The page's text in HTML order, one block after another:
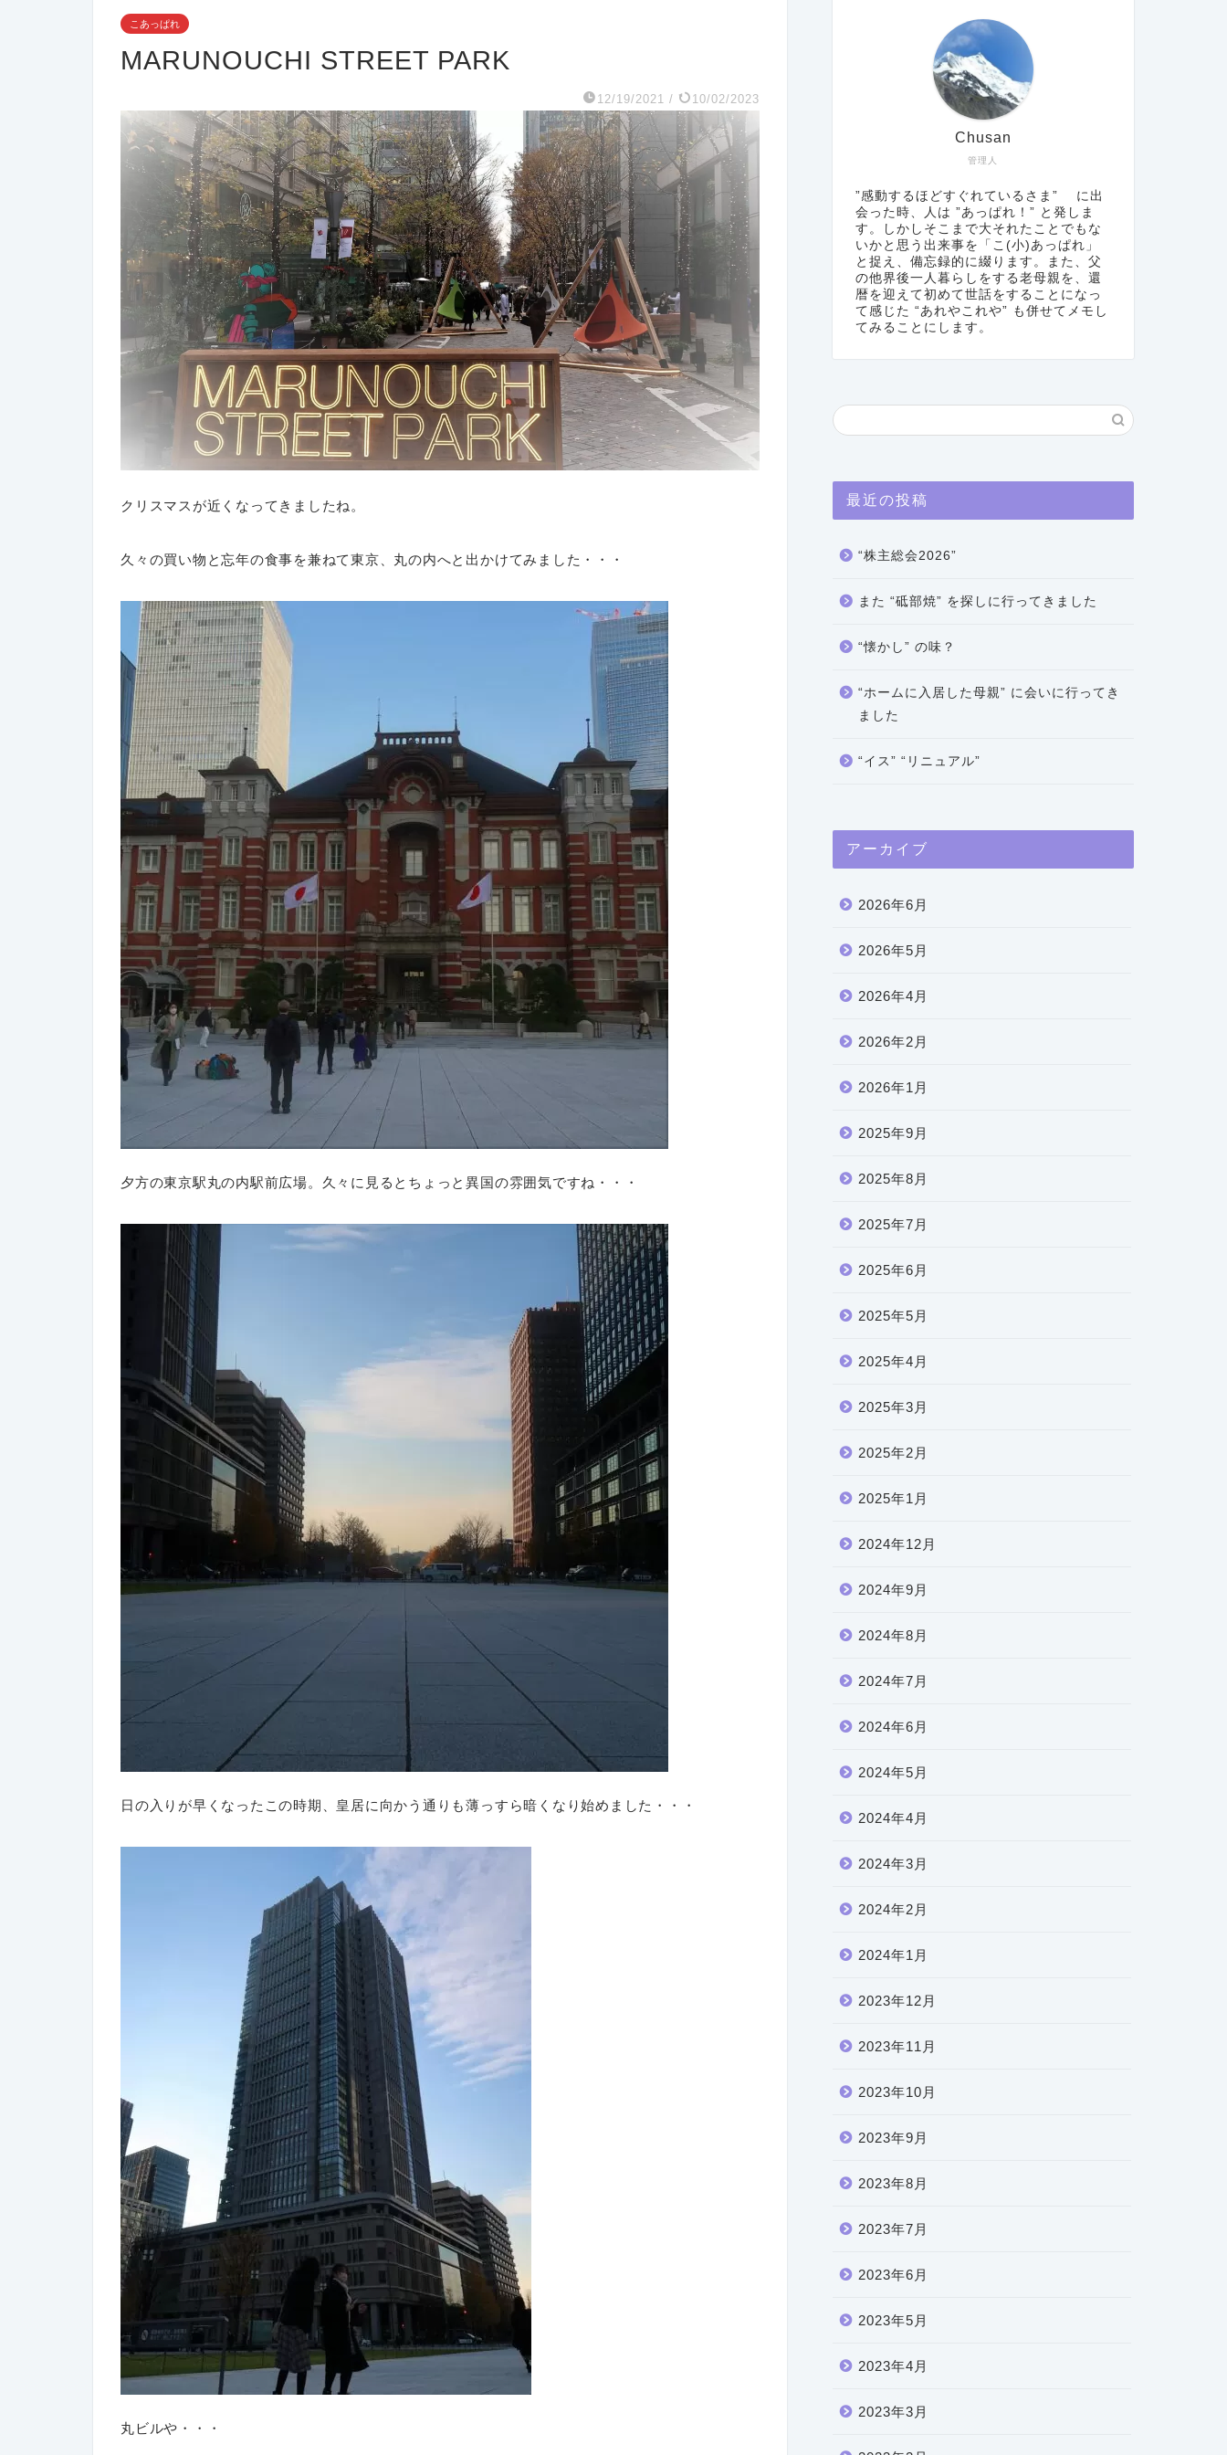
こあっぱれ
MARUNOUCHI STREET PARK
12/19/2021 / 10/02/2023
クリスマスが近くなってきましたね。
久々の買い物と忘年の食事を兼ねて東京、丸の内へと出かけてみました・・・
夕方の東京駅丸の内駅前広場。久々に見るとちょっと異国の雰囲気ですね・・・
日の入りが早くなったこの時期、皇居に向かう通りも薄っすら暗くなり始めました・・・
丸ビルや・・・
管理人
Chusan
”感動するほどすぐれているさま” に出
会った時、人は ”あっぱれ！” と発しま
す。しかしそこまで大それたことでもな
いかと思う出来事を「こ(小)あっぱれ」
と捉え、備忘録的に綴ります。また、父
の他界後一人暮らしをする老母親を、還
暦を迎えて初めて世話をすることになっ
て感じた “あれやこれや” も併せてメモし
てみることにします。
最近の投稿
“株主総会2026”
また “砥部焼” を探しに行ってきました
“懐かし” の味？
“ホームに入居した母親” に会いに行ってき
ました
“イス” “リニュアル”
アーカイブ
2026年6月
2026年5月
2026年4月
2026年2月
2026年1月
2025年9月
2025年8月
2025年7月
2025年6月
2025年5月
2025年4月
2025年3月
2025年2月
2025年1月
2024年12月
2024年9月
2024年8月
2024年7月
2024年6月
2024年5月
2024年4月
2024年3月
2024年2月
2024年1月
2023年12月
2023年11月
2023年10月
2023年9月
2023年8月
2023年7月
2023年6月
2023年5月
2023年4月
2023年3月